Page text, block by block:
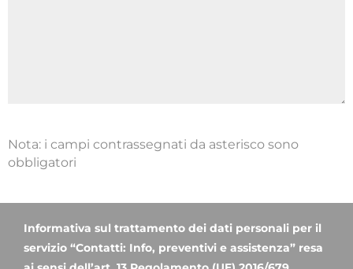
Nota: i campi contrassegnati da asterisco sono
obbligatori
Informativa sul trattamento dei dati personali per il
servizio “Contatti: Info, preventivi e assistenza” resa